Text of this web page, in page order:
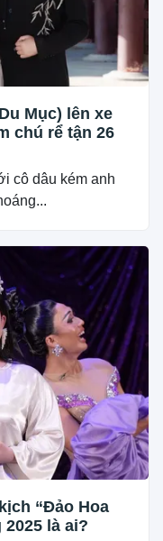
Mục) lên xe
chú rể tận 26
cô dâu kém anh
“Đảo Hoa
2025 là ai?